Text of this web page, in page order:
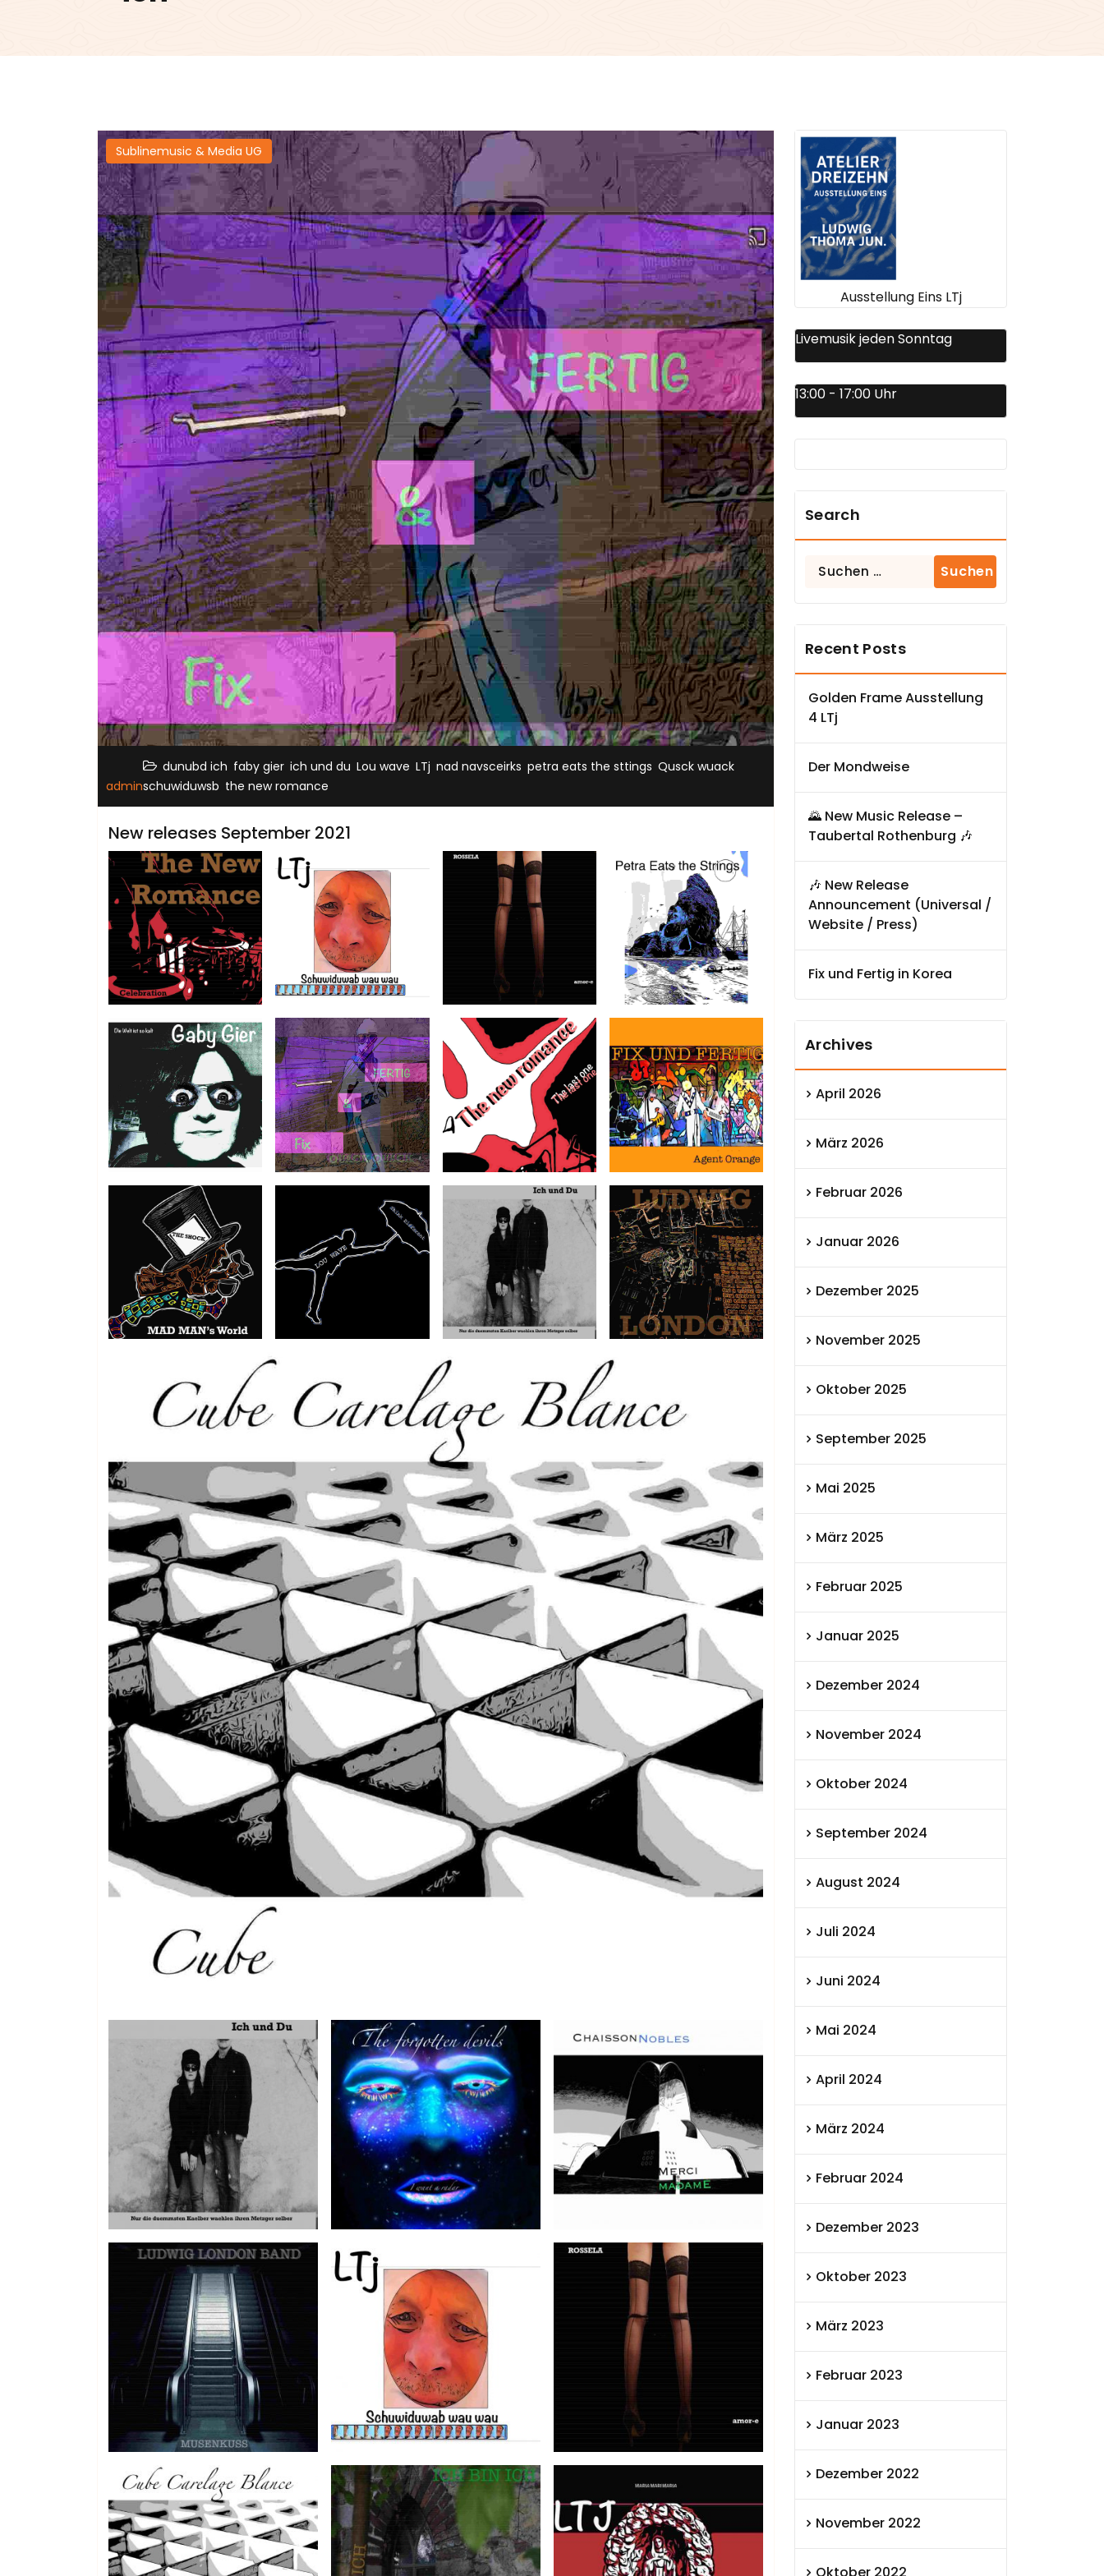
Sublinemusic & Media UG
admin
dunubd ich faby gier ich und du Lou wave LTj nad navsceirks petra eats the sttings Qusck wuack
schuwiduwsb the new romance
New releases September 2021
Ausstellung Eins LTj
Livemusik jeden Sonntag
13:00 - 17:00 Uhr
Search
Suchen
Recent Posts
Golden Frame Ausstellung
4 LTj
Der Mondweise
🌄 New Music Release –
Taubertal Rothenburg 🎶
🎶 New Release
Announcement (Universal /
Website / Press)
Fix und Fertig in Korea
Archives
April 2026
März 2026
Februar 2026
Januar 2026
Dezember 2025
November 2025
Oktober 2025
September 2025
Mai 2025
März 2025
Februar 2025
Januar 2025
Dezember 2024
November 2024
Oktober 2024
September 2024
August 2024
Juli 2024
Juni 2024
Mai 2024
April 2024
März 2024
Februar 2024
Dezember 2023
Oktober 2023
März 2023
Februar 2023
Januar 2023
Dezember 2022
November 2022